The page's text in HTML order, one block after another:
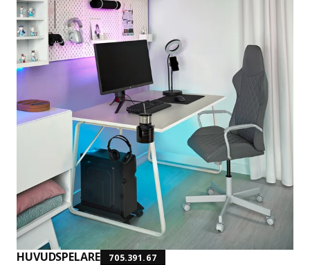
HUVUDSPELARE 705.391.67